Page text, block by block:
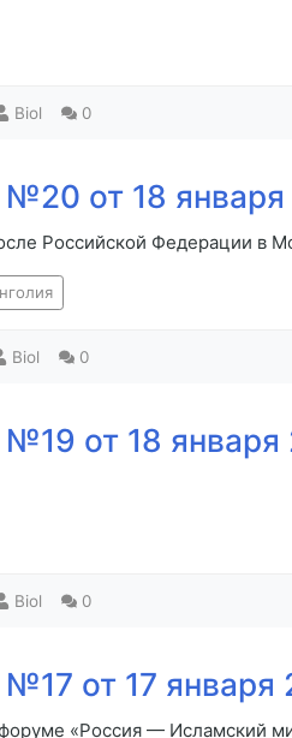
Biol 0
от 18 января
Российской Федерации в
Biol 0
от 18 января
Biol 0
от 17 января
«Россия — Исламский